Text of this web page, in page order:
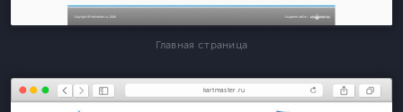
Главная страница
kartmaster.ru